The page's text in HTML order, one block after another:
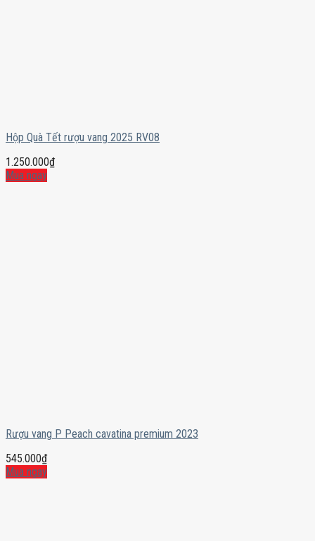
Hộp Quà Tết rượu vang 2025 RV08
1.250.000₫
Mua ngay
Rượu vang P Peach cavatina premium 2023
545.000₫
Mua ngay